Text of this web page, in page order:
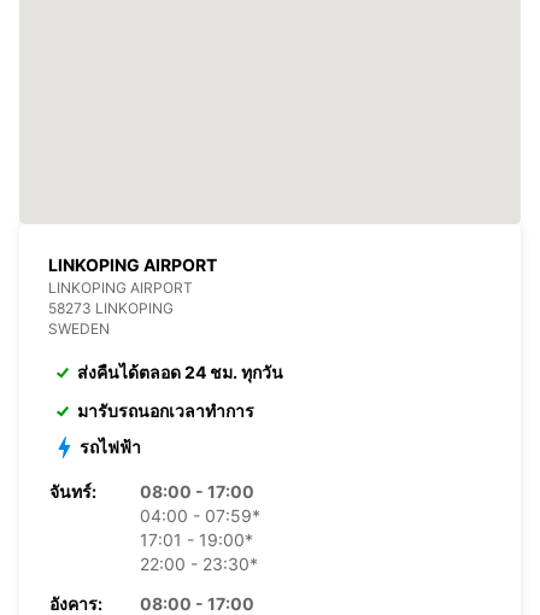
LINKOPING AIRPORT
LINKOPING AIRPORT
58273 LINKOPING
SWEDEN
ส่งคืนได้ตลอด 24 ชม. ทุกวัน
มารับรถนอกเวลาทำการ
รถไฟฟ้า
จันทร์:
08:00 - 17:00
04:00 - 07:59*
17:01 - 19:00*
22:00 - 23:30*
อังคาร:
08:00 - 17:00